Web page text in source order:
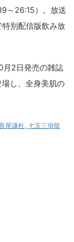
～26:15）。放送
別配信版飲み放
月2日発売の雑誌
場し、全身美肌の
尾謙杜, 七五三掛龍